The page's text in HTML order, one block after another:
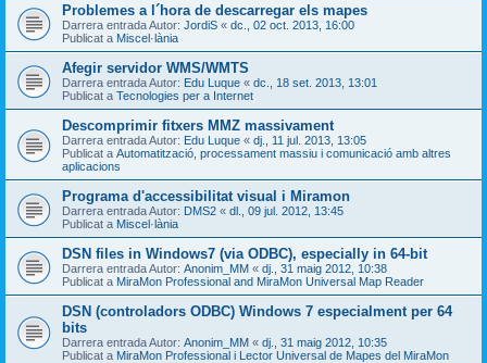
Problemes a l´hora de descarregar els mapes
Darrera entrada Autor: JordiS « dc., 02 oct. 2013, 16:00
Publicat a Miscel·lània
Afegir servidor WMS/WMTS
Darrera entrada Autor: Edu Luque « dc., 18 set. 2013, 13:01
Publicat a Tecnologies per a Internet
Descomprimir fitxers MMZ massivament
Darrera entrada Autor: Edu Luque « dj., 11 jul. 2013, 13:05
Publicat a Automatització, processament massiu i comunicació amb altres
aplicacions
Programa d'accessibilitat visual i Miramon
Darrera entrada Autor: DMS2 « dl., 09 jul. 2012, 13:45
Publicat a Miscel·lània
DSN files in Windows7 (via ODBC), especially in 64-bit
Darrera entrada Autor: Anonim_MM « dj., 31 maig 2012, 10:38
Publicat a MiraMon Professional and MiraMon Universal Map Reader
DSN (controladors ODBC) Windows 7 especialment per 64
bits
Darrera entrada Autor: Anonim_MM « dj., 31 maig 2012, 10:35
Publicat a MiraMon Professional i Lector Universal de Mapes del MiraMon